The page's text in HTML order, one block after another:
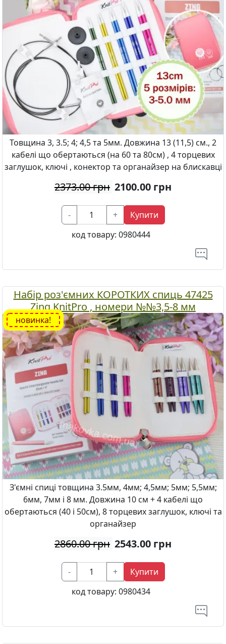
Товщина 3, 3.5; 4; 4,5 та 5мм. Довжина 13 (11,5) см., 2
кабелі що обертаються (на 60 та 80см) , 4 торцевих
заглушок, ключі , конектор та органайзер на блискавці
2373.00 грн 2100.00 грн
- +
Купити
код товару: 0980444
Набір роз'ємних КОРОТКИХ спиць 47425
Zing KnitPro , номери №№3,5-8 мм
новинка!
З'ємні спиці товщина 3.5мм, 4мм; 4,5мм; 5мм; 5,5мм;
6мм, 7мм і 8 мм. Довжина 10 см + 4 кабелі що
обертаються (40 і 50см), 8 торцевих заглушок, ключі та
органайзер
2860.00 грн 2543.00 грн
- +
Купити
код товару: 0980434